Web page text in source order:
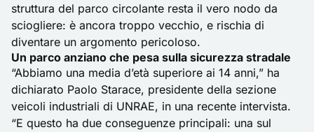
struttura del parco circolante resta il vero nodo da
sciogliere: è ancora troppo vecchio, e rischia di
diventare un argomento pericoloso.
Un parco anziano che pesa sulla sicurezza stradale
“Abbiamo una media d’età superiore ai 14 anni,” ha
dichiarato Paolo Starace, presidente della sezione
veicoli industriali di UNRAE, in una recente intervista.
“E questo ha due conseguenze principali: una sul